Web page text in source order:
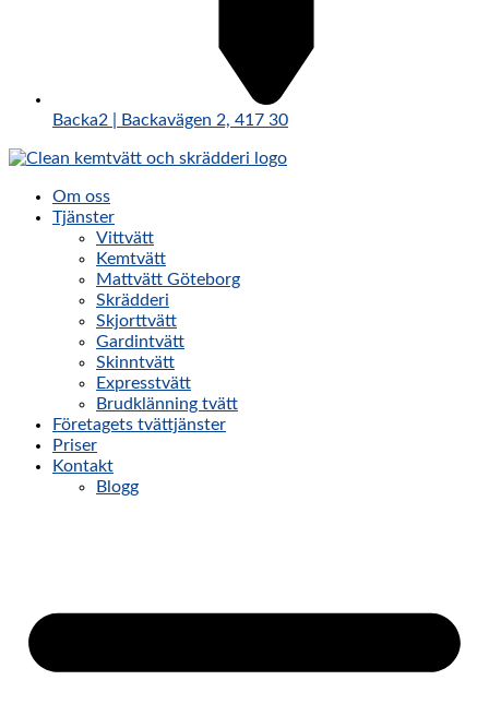
Backa2 | Backavägen 2, 417 30
Om oss
Tjänster
Vittvätt
Kemtvätt
Mattvätt Göteborg
Skrädderi
Skjorttvätt
Gardintvätt
Skinntvätt
Expresstvätt
Brudklänning tvätt
Företagets tvättjänster
Priser
Kontakt
Blogg